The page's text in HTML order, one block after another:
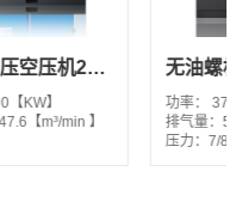
无油螺杆空气压缩机 GPM2系列
功率：37-250【KW】
排气量：5.5-42.8【m³/min 】